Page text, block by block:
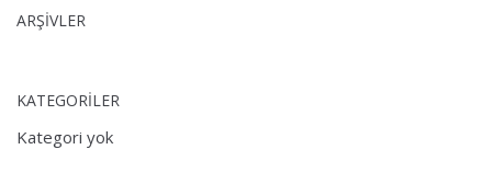
ARŞIVLER
KATEGORILER
Kategori yok